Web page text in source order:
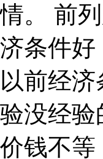
情。 前
济条件好
以前经
验没经验
价钱不等